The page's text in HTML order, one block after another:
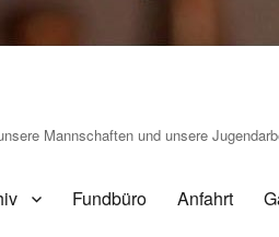
Mannschaften und unsere
Fundbüro Anfahrt